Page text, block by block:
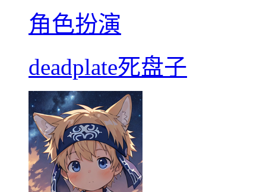
角色扮演
deadplate死盘子